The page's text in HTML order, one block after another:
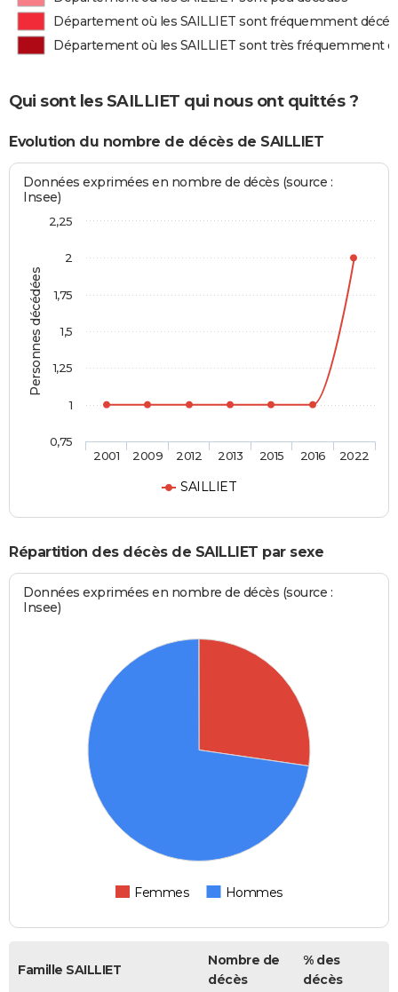
Département où les SAILLIET sont fréquemment
Département où les SAILLIET sont très fréquemment
Qui sont les SAILLIET qui nous ont quittés ?
Evolution du nombre de décès de SAILLIET
Personnes décédées
Données exprimées en nombre de décès (source :
Insee)
SAILLIET
2001 2009 2012 2013 2015 2016 2022
0,75
1
1,25
1,5
1,75
2
2,25
Répartition des décès de SAILLIET par sexe
Données exprimées en nombre de décès (source :
Insee)
Femmes Hommes
Famille SAILLIET
Nombre de
décès
% des
décès